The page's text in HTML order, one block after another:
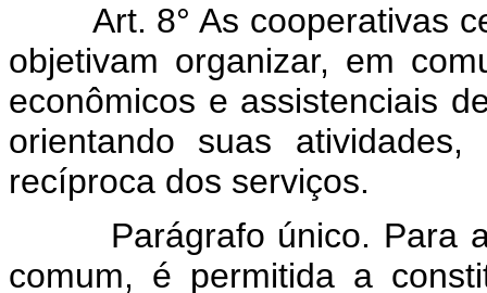
Art. 8° As cooperativas
objetivam organizar, em
econômicos e assistenciais
orientando suas
recíproca dos serviços.
Parágrafo único. Para
comum, é permitida a